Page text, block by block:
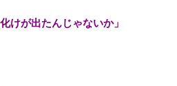
けが出たんじゃないか」